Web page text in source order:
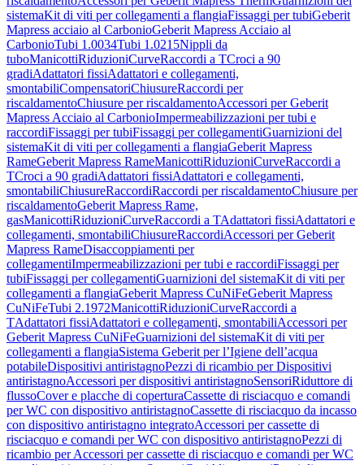
sistemaKit di viti per collegamenti a flangiaFissaggi per tubiGeberit
Mapress acciaio al CarbonioGeberit Mapress Acciaio al
CarbonioTubi 1.0034Tubi 1.0215Nippli da
tuboManicottiRiduzioniCurveRaccordi a TCroci a 90
gradiAdattatori fissiAdattatori e collegamenti,
smontabiliCompensatoriChiusureRaccordi per
riscaldamentoChiusure per riscaldamentoAccessori per Geberit
Mapress Acciaio al CarbonioImpermeabilizzazioni per tubi e
raccordiFissaggi per tubiFissaggi per collegamentiGuarnizioni del
sistemaKit di viti per collegamenti a flangiaGeberit Mapress
RameGeberit Mapress RameManicottiRiduzioniCurveRaccordi a
TCroci a 90 gradiAdattatori fissiAdattatori e collegamenti,
smontabiliChiusureRaccordiRaccordi per riscaldamentoChiusure per
riscaldamentoGeberit Mapress Rame,
gasManicottiRiduzioniCurveRaccordi a TAdattatori fissiAdattatori e
collegamenti, smontabiliChiusureRaccordiAccessori per Geberit
Mapress RameDisaccoppiamenti per
collegamentiImpermeabilizzazioni per tubi e raccordiFissaggi per
tubiFissaggi per collegamentiGuarnizioni del sistemaKit di viti per
collegamenti a flangiaGeberit Mapress CuNiFeGeberit Mapress
CuNiFeTubi 2.1972ManicottiRiduzioniCurveRaccordi a
TAdattatori fissiAdattatori e collegamenti, smontabiliAccessori per
Geberit Mapress CuNiFeGuarnizioni del sistemaKit di viti per
collegamenti a flangiaSistema Geberit per l’Igiene dell’acqua
potabileDispositivi antiristagnoPezzi di ricambio per Dispositivi
antiristagnoAccessori per dispositivi antiristagnoSensoriRiduttore di
flussoCover e placche di coperturaCassette di risciacquo e comandi
per WC con dispositivo antiristagnoCassette di risciacquo da incasso
con dispositivo antiristagno integratoAccessori per cassette di
risciacquo e comandi per WC con dispositivo antiristagnoPezzi di
ricambio per Accessori per cassette di risciacquo e comandi per WC